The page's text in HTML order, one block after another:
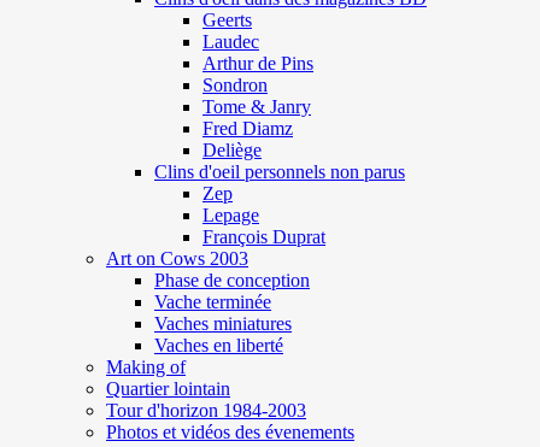
Geerts
Laudec
Arthur de Pins
Sondron
Tome & Janry
Fred Diamz
Deliège
Clins d'oeil personnels non parus
Zep
Lepage
François Duprat
Art on Cows 2003
Phase de conception
Vache terminée
Vaches miniatures
Vaches en liberté
Making of
Quartier lointain
Tour d'horizon 1984-2003
Photos et vidéos des évenements